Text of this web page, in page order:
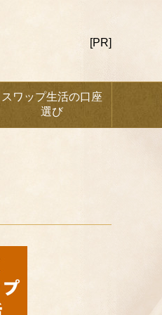
[PR]
スワップ生活の口座
選び